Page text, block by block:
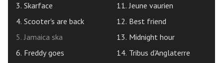
3. Skarface
4. Scooter's are back
5. Jamaica ska
6. Freddy goes
11. Jeune vaurien
12. Best friend
13. Midnight hour
14. Tribus d'Anglaterre